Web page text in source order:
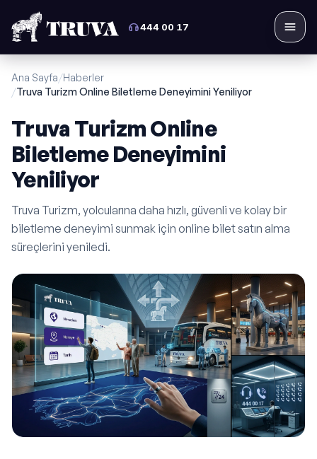
444 00 17
Ana Sayfa/Haberler
/Truva Turizm Online Biletleme Deneyimini Yeniliyor
Truva Turizm Online
Biletleme Deneyimini
Yeniliyor
Truva Turizm, yolcularına daha hızlı, güvenli ve kolay bir
biletleme deneyimi sunmak için online bilet satın alma
süreçlerini yeniledi.